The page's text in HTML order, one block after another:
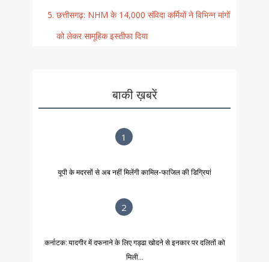
छत्तीसगढ़: NHM के 14,000 संविदा कर्मियों ने विभिन्न मांगों
को लेकर सामूहिक इस्तीफा दिया
बाकी ख़बरें
1
यूपी के मदरसों से अब नहीं मिलेंगी कामिल-फाजिल की डिग्रियां
2
कर्नाटक: यादगीर में दफनाने के लिए गड्ढा खोदने से इनकार पर दलितों को
मिली...